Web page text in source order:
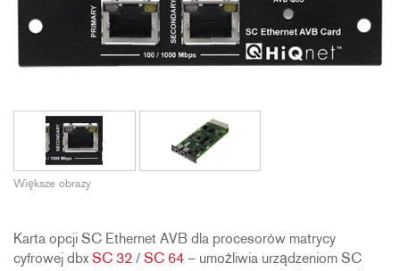
Język/Region
Większe obrazy
Karta opcji SC Ethernet AVB dla procesorów matrycy
cyfrowej dbx SC 32 / SC 64 – umożliwia urządzeniom SC